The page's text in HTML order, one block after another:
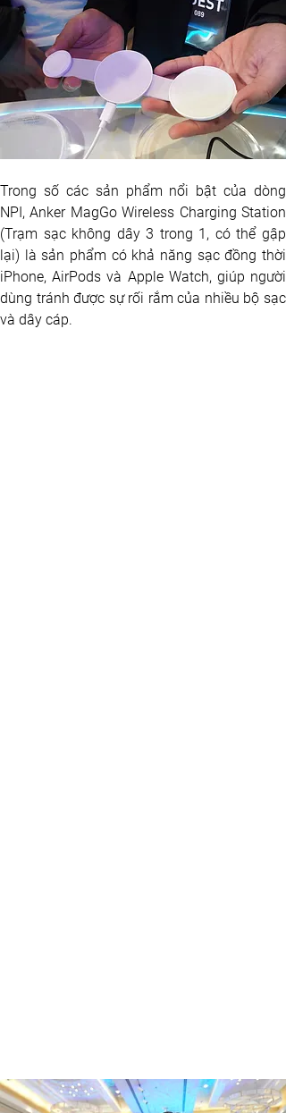
Trong số các sản phẩm nổi bật của dòng
NPI, Anker MagGo Wireless Charging Station
(Trạm sạc không dây 3 trong 1, có thể gập
lại) là sản phẩm có khả năng sạc đồng thời
iPhone, AirPods và Apple Watch, giúp người
dùng tránh được sự rối rắm của nhiều bộ sạc
và dây cáp.